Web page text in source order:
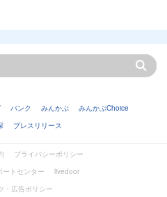
バンク みんかぶ
みんかぶChoice
プレスリリース
プライバシーポリシー
トセンター
livedoor
・広告ポリシー